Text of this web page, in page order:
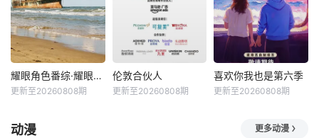
耀眼角色番综·耀眼一夏
更新至20260808期
伦敦合伙人
更新至20260808期
喜欢你我也是第六季
更新至20260808期
动漫 更多动漫